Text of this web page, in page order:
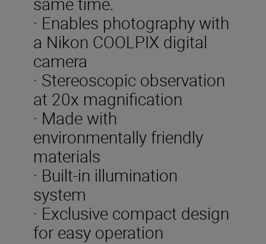
· Enables photography with
a Nikon COOLPIX digital
camera
· Stereoscopic observation
at 20x magnification
· Made with
environmentally friendly
materials
· Built-in illumination
system
· Exclusive compact design
for easy operation